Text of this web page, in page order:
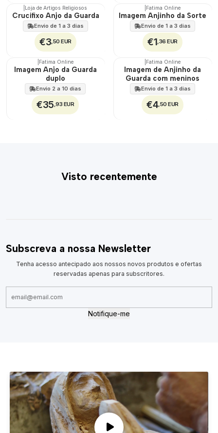
Loja de Artigos Religiosos
Crucifixo Anjo da Guarda
Envio de 1 a 3 dias
€3,50 EUR
Fatima Online
Imagem Anjinho da Sorte
Envio de 1 a 3 dias
€1,36 EUR
Fatima Online
Imagem Anjo da Guarda
duplo
Envio 2 a 10 dias
€35,93 EUR
Fatima Online
Imagem de Anjinho da
Guarda com meninos
Envio de 1 a 3 dias
€4,50 EUR
Visto recentemente
Subscreva a nossa Newsletter
Tenha acesso antecipado aos nossos novos produtos e ofertas
reservadas apenas para subscritores.
Notifique-me